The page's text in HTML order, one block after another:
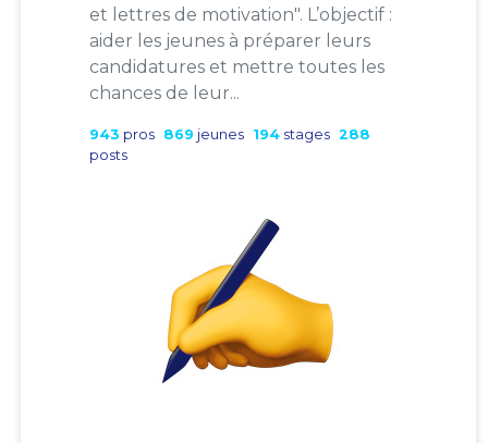
et lettres de motivation". L’objectif :
aider les jeunes à préparer leurs
candidatures et mettre toutes les
chances de leur...
943 pros 869 jeunes 194 stages 288
posts